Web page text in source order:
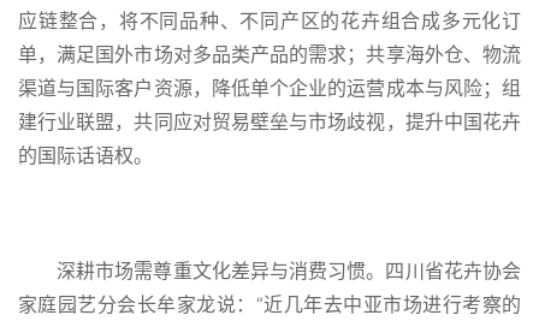
应链整合，将不同品种、不同产区的花卉组合成多元化订
单，满足国外市场对多品类产品的需求；共享海外仓、物流
渠道与国际客户资源，降低单个企业的运营成本与风险；组
建行业联盟，共同应对贸易壁垒与市场歧视，提升中国花卉
的国际话语权。
深耕市场需尊重文化差异与消费习惯。四川省花卉协会
家庭园艺分会长牟家龙说：“近几年去中亚市场进行考察的